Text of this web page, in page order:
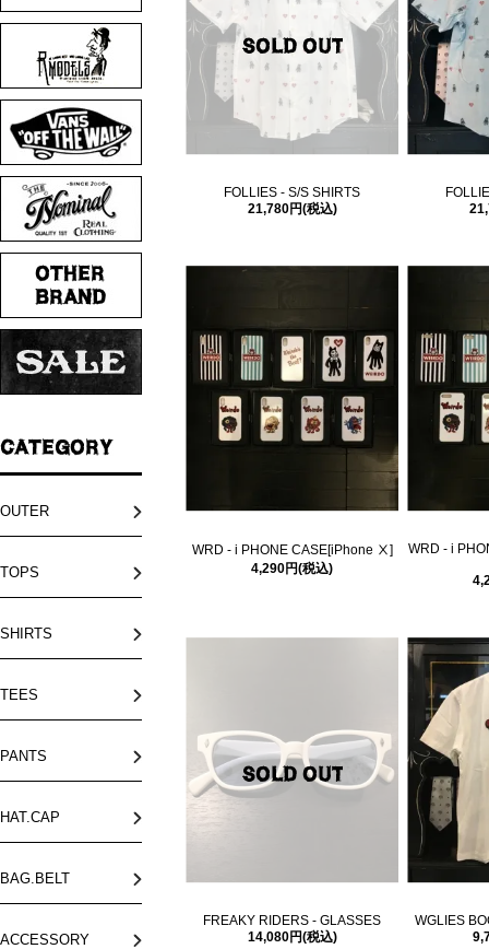
OUTER
TOPS
SHIRTS
TEES
PANTS
HAT.CAP
BAG.BELT
ACCESSORY
FOLLIES - S/S SHIRTS
21,780円(税込)
WRD - i PHONE CASE[iPhone Ⅹ]
4,290円(税込)
WRD - i
FREAKY RIDERS - GLASSES
14,080円(税込)
WGLIES